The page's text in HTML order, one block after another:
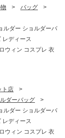
> バッグ
>
ルダー ショルダーバ
レディース
ウィン コスプレ 衣
ト店
>
ダーバッグ
>
ルダー ショルダーバ
レディース
ウィン コスプレ 衣